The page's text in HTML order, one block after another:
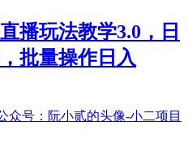
播玩法教学3.0，日
批量操作日入